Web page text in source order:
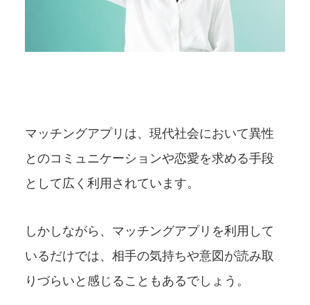
マッチングアプリは、現代社会において異性
とのコミュニケーションや恋愛を求める手段
として広く利用されています。
しかしながら、マッチングアプリを利用して
いるだけでは、相手の気持ちや意図が読み取
りづらいと感じることもあるでしょう。